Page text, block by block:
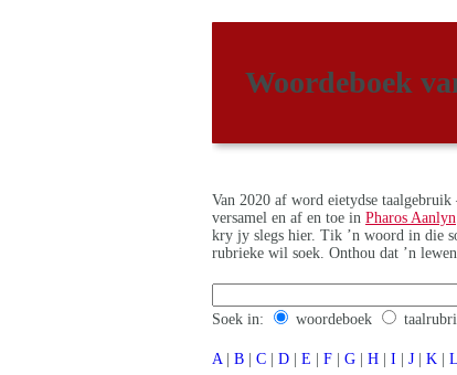
Woordeboek
Van 2020 af word eietydse taalgebruik
versamel en af en toe in Pharos Aanlyn
kry jy slegs hier. Tik ’n woord in die
rubrieke wil soek. Onthou dat ’n
Soek in: woordeboek
A | B | C | D | E | F | G | H | I | J | K | L